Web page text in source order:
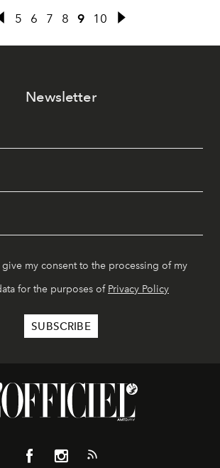
5 6 7 8 9 10
Newsletter
my consent to the processing of my
for the purposes of Privacy Policy